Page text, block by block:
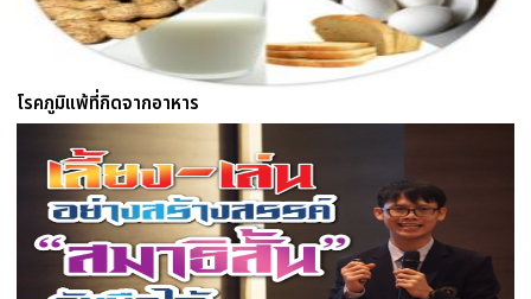
โรคภูมิแพ้ที่กิดจากอาหาร